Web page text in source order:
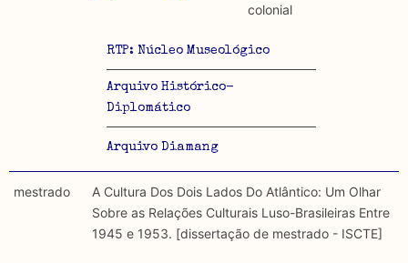
RTP: Núcleo Museológico
Arquivo Histórico-
Diplomático
Arquivo Diamang
colonial
mestrado
A Cultura Dos Dois Lados Do Atlântico: Um Olhar
Sobre as Relações Culturais Luso-Brasileiras Entre
1945 e 1953. [dissertação de mestrado - ISCTE]